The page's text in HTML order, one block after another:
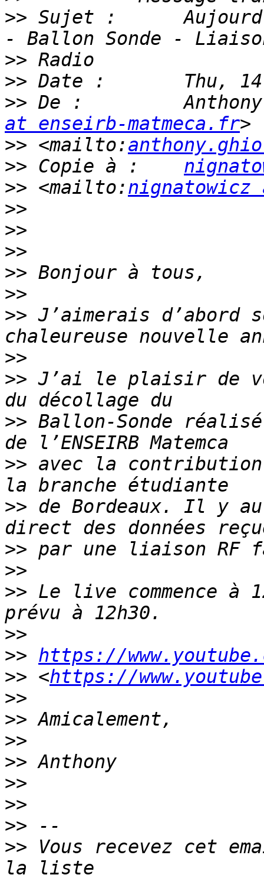
>> Sujet : 	Aujourd'hui à 12h15 - Live YouTube
>>
>>
>>
De :
at enseirb-matmeca.fr
>> <mailto:
>>
>> <mailto:nignatowicz
>>
>>
>>
>>
>>
>> J’aimerais d’abord
>>
>> J’ai le plaisir de
>> Ballon-Sonde
>> avec la contribution
>> de Bordeaux. Il y
>>
>>
>> Le live commence à
>>
>> https://
>> <https://
>>
>>
>>
>>
>>
>>
>>
>> Vous recevez cet